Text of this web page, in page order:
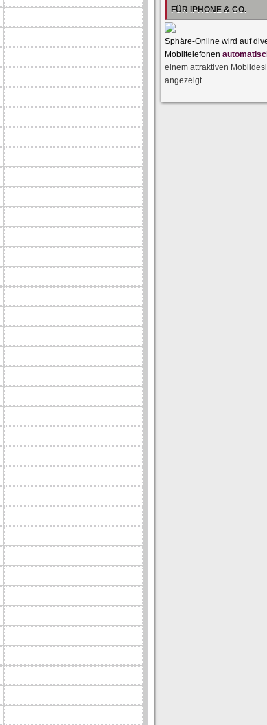
FÜR IPHONE & CO.
Sphäre-Online wird auf
Mobiltelefonen
einem attraktiven
angezeigt.